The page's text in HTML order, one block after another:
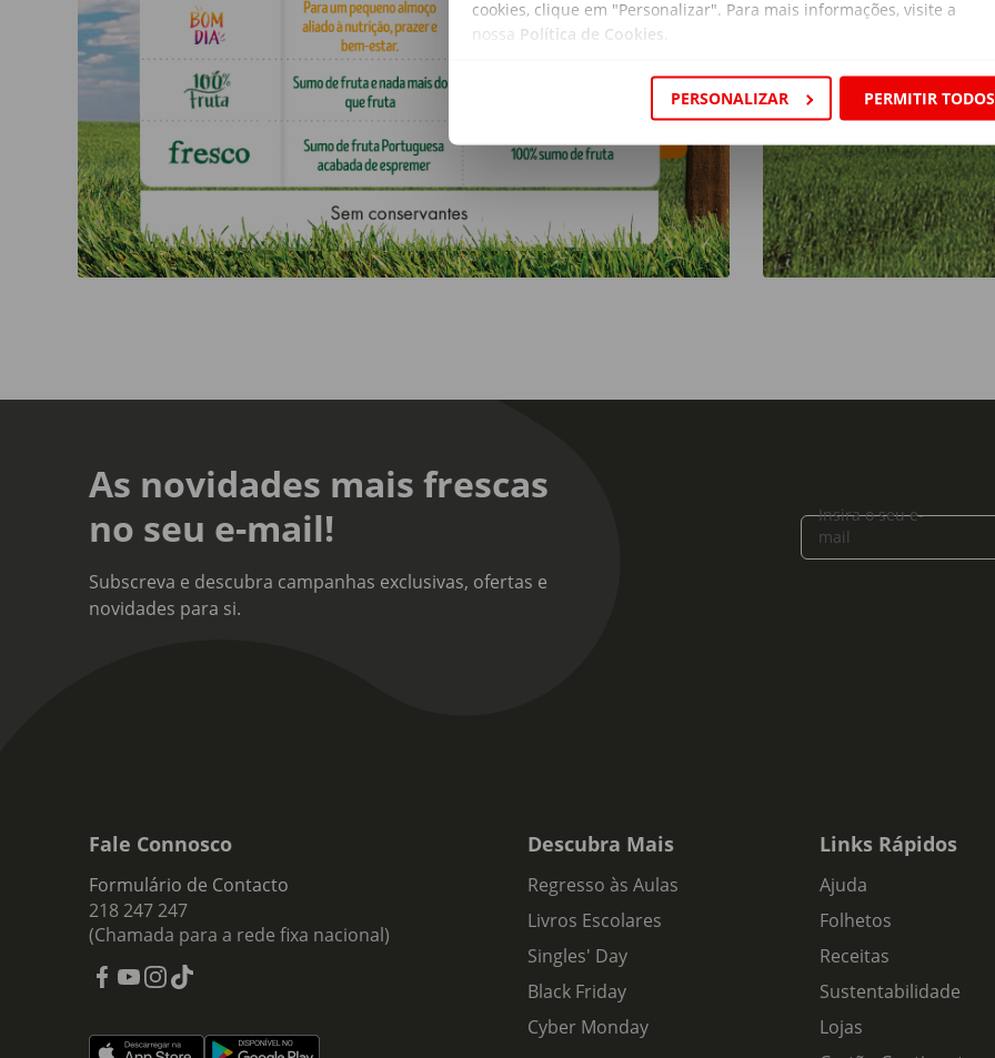
cookies, clique em "Personalizar". Para mais informações, visite a
nossa Política de Cookies
PERSONALIZAR PERMITIR TODOS
As novidades mais frescas
no seu e-mail!
Subscreva e descubra campanhas exclusivas, ofertas e
novidades para si.
Insira o seu e-
mail
Fale Connosco
Formulário de Contacto
218 247 247
(Chamada para a rede fixa nacional)
Descubra Mais
Regresso às Aulas
Livros Escolares
Singles' Day
Black Friday
Cyber Monday
Links Rápidos
Ajuda
Folhetos
Receitas
Sustentabilidade
Lojas